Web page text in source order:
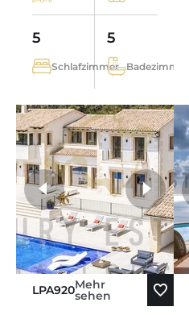
5
Schlafzimmer
5
Badezimmer
LPA920Mehr
sehen
weitere Fotos